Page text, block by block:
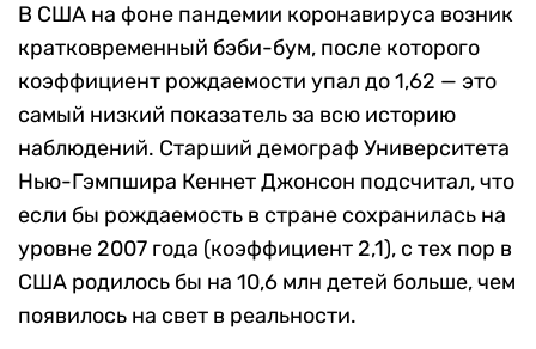
В США на фоне пандемии коронавируса возник
кратковременный бэби-бум, после которого
коэффициент рождаемости упал до 1,62 — это
самый низкий показатель за всю историю
наблюдений. Старший демограф Университета
Нью-Гэмпшира Кеннет Джонсон подсчитал, что
если бы рождаемость в стране сохранилась на
уровне 2007 года (коэффициент 2,1), с тех пор в
США родилось бы на 10,6 млн детей больше, чем
появилось на свет в реальности.